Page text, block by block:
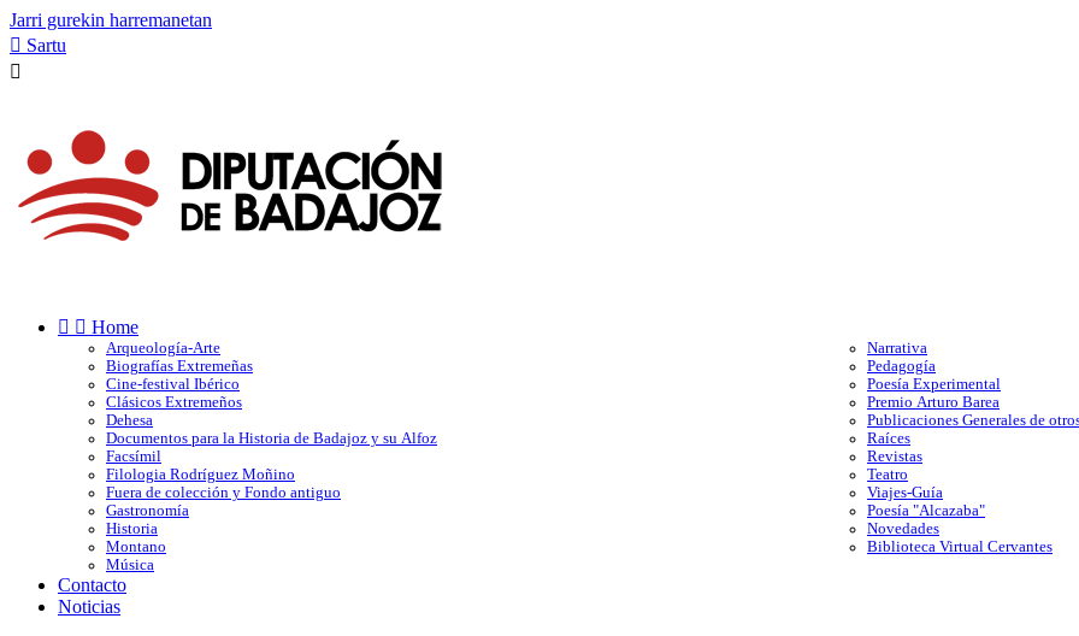
Jarri gurekin harremanetan
 Sartu

  Home
Arqueología-Arte
Biografías Extremeñas
Cine-festival Ibérico
Clásicos Extremeños
Dehesa
Documentos para la Historia de Badajoz y su Alfoz
Facsímil
Filologia Rodríguez Moñino
Fuera de colección y Fondo antiguo
Gastronomía
Historia
Montano
Música
Narrativa
Pedagogía
Poesía Experimental
Premio Arturo Barea
Publicaciones Generales de
Raíces
Revistas
Teatro
Viajes-Guía
Poesía "Alcazaba"
Novedades
Biblioteca Virtual Cervantes
Contacto
Noticias